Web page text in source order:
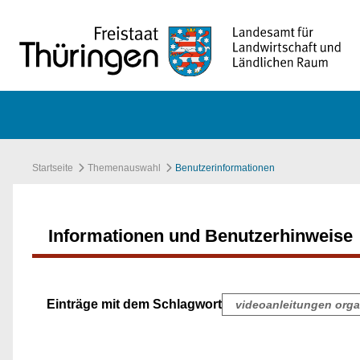
Startseite Themenauswahl Benutzerinformationen
Informationen und Benutzerhinweise
Einträge mit dem Schlagwort videoanleitungen